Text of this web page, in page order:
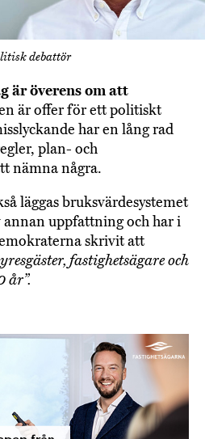
debattör
är överens om att
är offer för ett politiskt
har en lång rad
plan- och
nämna några.
läggas bruksvärdesystemet
annan uppfattning och har i
skrivit att
fastighetsägare och
år”.